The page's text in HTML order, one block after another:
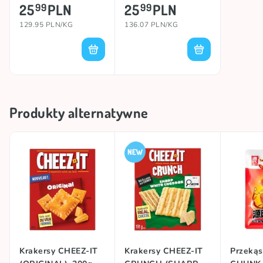
2599PLN
129.95 PLN/KG
2599PLN
136.07 PLN/KG
Produkty alternatywne
Krakersy CHEEZ-IT
Krakersy CHEEZ-IT